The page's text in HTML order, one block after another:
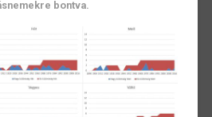
bontva.